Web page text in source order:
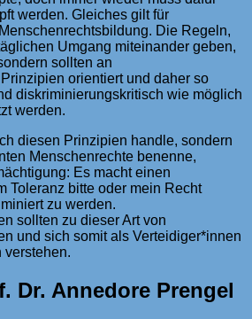
werden. Gleiches gilt für
Die Regeln,
Umgang miteinander geben,
sollten an
orientiert und daher so
diskriminierungskritisch wie möglich
werden.
diesen Prinzipien handle, sondern
Menschenrechte benenne,
Es macht einen
Toleranz bitte oder mein Recht
zu werden.
sollten zu dieser Art von
und sich somit als Verteidiger*innen
verstehen.
Dr. Annedore Prengel